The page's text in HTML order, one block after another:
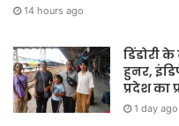
14 hours ago
डिंडोरी
हुनर,
प्रदेश का
1 day ago